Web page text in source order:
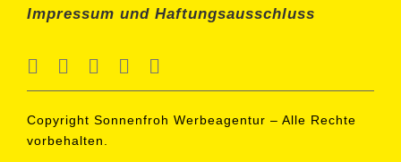
Impressum und Haftungsausschluss
Copyright Sonnenfroh Werbeagentur – Alle Rechte
vorbehalten.